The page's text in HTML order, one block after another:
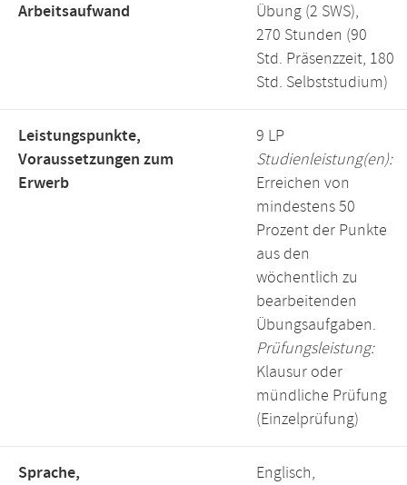
Arbeitsaufwand
Übung (2 SWS),
270 Stunden (90
Std. Präsenzzeit, 180
Std. Selbststudium)
Leistungspunkte,
Voraussetzungen zum
Erwerb
9 LP
Studienleistung(en):
Erreichen von
mindestens 50
Prozent der Punkte
aus den
wöchentlich zu
bearbeitenden
Übungsaufgaben.
Prüfungsleistung:
Klausur oder
mündliche Prüfung
(Einzelprüfung)
Sprache,
Englisch,